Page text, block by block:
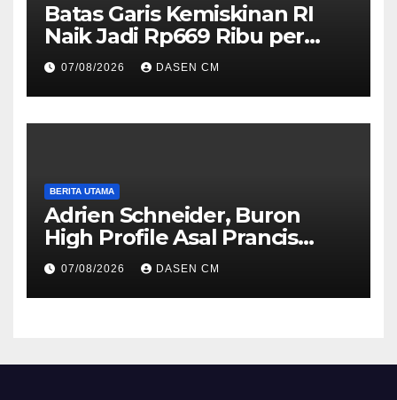
Batas Garis Kemiskinan RI
Naik Jadi Rp669 Ribu per
Orang per Bulan
07/08/2026 DASEN CM
BERITA UTAMA
Adrien Schneider, Buron
High Profile Asal Prancis
Ditangkap di Jakarta
07/08/2026 DASEN CM